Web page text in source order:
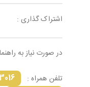
اشتراک گذاری :
در صورت نیاز به
تلفن همراه : _